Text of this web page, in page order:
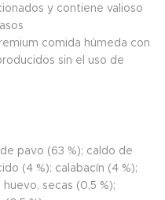
y contiene valioso
comida húmeda con
sin el uso de
pavo (63 %); caldo de
(4 %); calabacín (4 %);
secas (0,5 %);